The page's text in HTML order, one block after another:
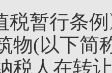
税暂行条
物(以下简
税人在转